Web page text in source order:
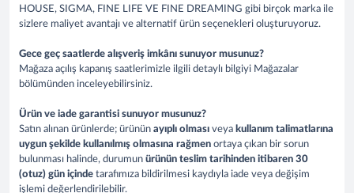
HOUSE, SIGMA, FINE LIFE VE FINE DREAMING gibi birçok marka ile
sizlere maliyet avantajı ve alternatif ürün seçenekleri oluşturuyoruz.
Gece geç saatlerde alışveriş imkânı sunuyor musunuz?
Mağaza açılış kapanış saatlerimizle ilgili detaylı bilgiyi Mağazalar
bölümünden inceleyebilirsiniz.
Ürün ve iade garantisi sunuyor musunuz?
Satın alınan ürünlerde; ürünün ayıplı olması veya kullanım talimatlarına
uygun şekilde kullanılmış olmasına rağmen ortaya çıkan bir sorun
bulunması halinde, durumun ürünün teslim tarihinden itibaren 30
(otuz) gün içinde tarafımıza bildirilmesi kaydıyla iade veya değişim
işlemi değerlendirilebilir.